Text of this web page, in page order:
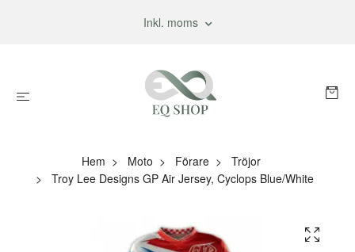
Inkl. moms
Hem Moto Förare
Tröjor
Troy Lee Designs GP Air Jersey, Cyclops Blue/White